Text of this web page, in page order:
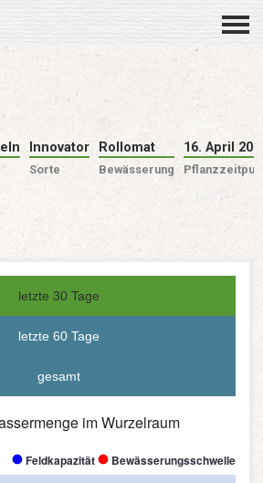
Innovator
Sorte
Rollomat
Bewässerung
16. April
letzte 30 Tage
letzte 60 Tage
gesamt